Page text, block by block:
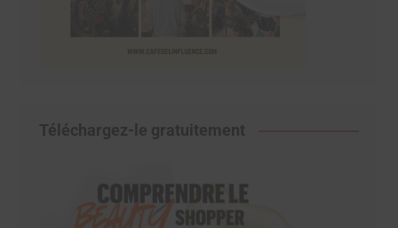
Téléchargez-le gratuitement